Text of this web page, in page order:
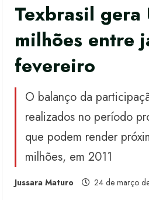
Texbrasil gera
milhões entre
fevereiro
O balanço da
realizados no período
que podem render
milhões, em 2011
Jussara Maturo 24 de março